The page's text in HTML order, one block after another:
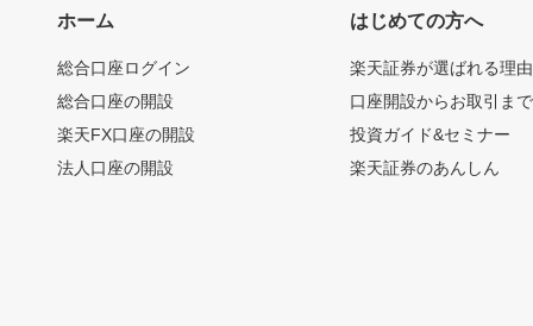
ホーム
総合口座ログイン
総合口座の開設
楽天FX口座の開設
法人口座の開設
はじめての方へ
楽天証券が選ばれる理由
口座開設からお取引ま
投資ガイド&セミナー
楽天証券のあんしん